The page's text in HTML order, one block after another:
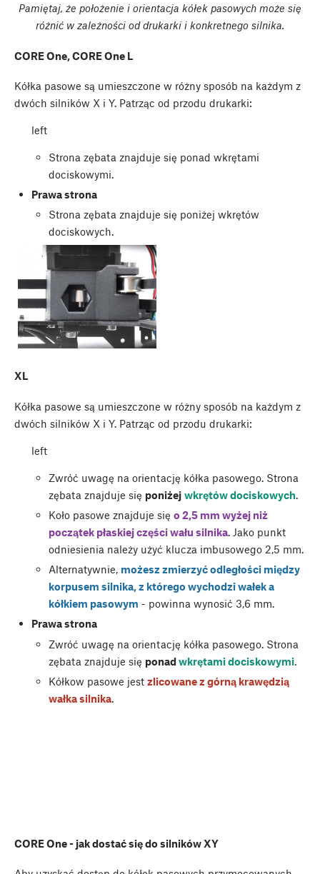
Pamiętaj, że położenie i orientacja kółek pasowych może się
różnić w zależności od drukarki i konkretnego silnika.
CORE One, CORE One L
Kółka pasowe są umieszczone w różny sposób na każdym z
dwóch silników X i Y. Patrząc od przodu drukarki:
left
Strona zębata znajduje się ponad wkrętami
dociskowymi.
Prawa strona
Strona zębata znajduje się poniżej wkrętów
dociskowych.
XL
Kółka pasowe są umieszczone w różny sposób na każdym z
dwóch silników X i Y. Patrząc od przodu drukarki:
left
Zwróć uwagę na orientację kółka pasowego. Strona
zębata znajduje się poniżej wkrętów dociskowych.
Koło pasowe znajduje się o 2,5 mm wyżej niż
początek płaskiej części wału silnika. Jako punkt
odniesienia należy użyć klucza imbusowego 2,5 mm.
Alternatywnie, możesz zmierzyć odległości między
korpusem silnika, z którego wychodzi wałek a
kółkiem pasowym - powinna wynosić 3,6 mm.
Prawa strona
Zwróć uwagę na orientację kółka pasowego. Strona
zębata znajduje się ponadwkrętami dociskowymi.
Kółkow pasowe jest zlicowane z górną krawędzią
wałka silnika.
CORE One - jak dostać się do silników XY